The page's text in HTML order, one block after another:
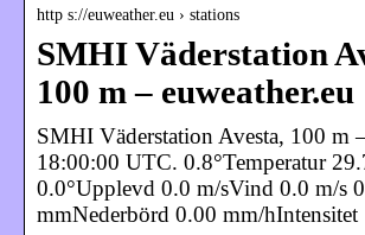
http s://euweather.eu › stations
SMHI Väderstation
100 m – euweather.eu
SMHI Väderstation Avesta, 100 m
18:00:00 UTC. 0.8°Temperatur
0.0°Upplevd 0.0 m/sVind 0.0 m/s
mmNederbörd 0.00 mm/hIntensitet